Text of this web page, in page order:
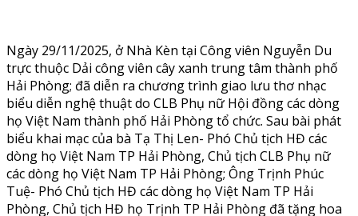
Ngày 29/11/2025, ở Nhà Kèn tại Công viên Nguyễn Du
trực thuộc Dải công viên cây xanh trung tâm thành phố
Hải Phòng; đã diễn ra chương trình giao lưu thơ nhạc
biểu diễn nghệ thuật do CLB Phụ nữ Hội đồng các dòng
họ Việt Nam thành phố Hải Phòng tổ chức. Sau bài phát
biểu khai mạc của bà Tạ Thị Len- Phó Chủ tịch HĐ các
dòng họ Việt Nam TP Hải Phòng, Chủ tịch CLB Phụ nữ
các dòng họ Việt Nam TP Hải Phòng; Ông Trịnh Phúc
Tuệ- Phó Chủ tịch HĐ các dòng họ Việt Nam TP Hải
Phòng, Chủ tịch HĐ họ Trịnh TP Hải Phòng đã tặng hoa